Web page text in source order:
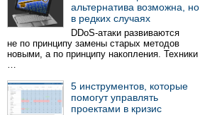
альтернатива возможна, но
в редких случаях
DDoS-атаки развиваются
не по принципу замены старых методов
новыми, а по принципу накопления. Техники
…
5 инструментов, которые
помогут управлять
проектами в кризис